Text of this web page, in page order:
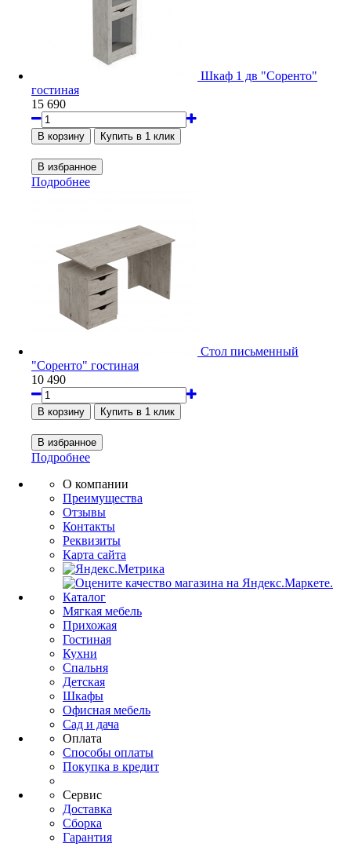
Шкаф 1 дв "Соренто"
гостиная
15 690
Подробнее
Стол письменный
"Соренто" гостиная
10 490
Подробнее
О компании
Преимущества
Отзывы
Контакты
Реквизиты
Карта сайта
Каталог
Мягкая мебель
Прихожая
Гостиная
Кухни
Спальня
Детская
Шкафы
Офисная мебель
Сад и дача
Оплата
Способы оплаты
Покупка в кредит
Сервис
Доставка
Сборка
Гарантия